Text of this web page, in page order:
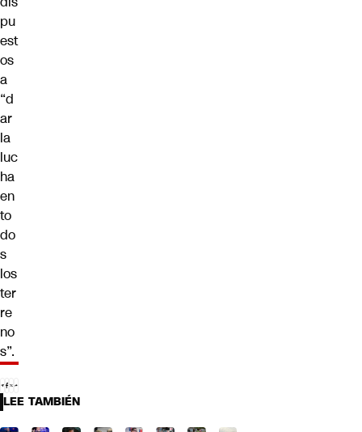
pu
est
os
a
“d
ar
la
luc
ha
en
to
do
s
los
ter
re
no
s”.
LEE TAMBIÉN